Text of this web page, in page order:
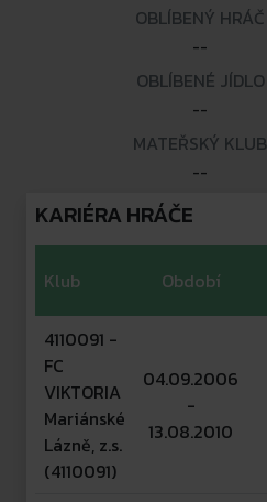
OBLÍBENÝ HRÁČ
--
OBLÍBENÉ JÍDLO
--
MATEŘSKÝ KLUB
--
KARIÉRA HRÁČE
Klub Období
4110091 -
FC
VIKTORIA
Mariánské
Lázně, z.s.
(4110091)
04.09.2006
-
13.08.2010